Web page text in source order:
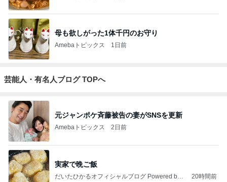
母も欲しがった1体千円のお守り
Amebaトピックス 1日前
芸能人・有名人ブログ TOPへ
元ジャンポケ斉藤被告の妻がSNSを更新
Amebaトピックス 2日前
実家で晩ご飯
だいたひかるオフィシャルブログ Powered by
20時間前